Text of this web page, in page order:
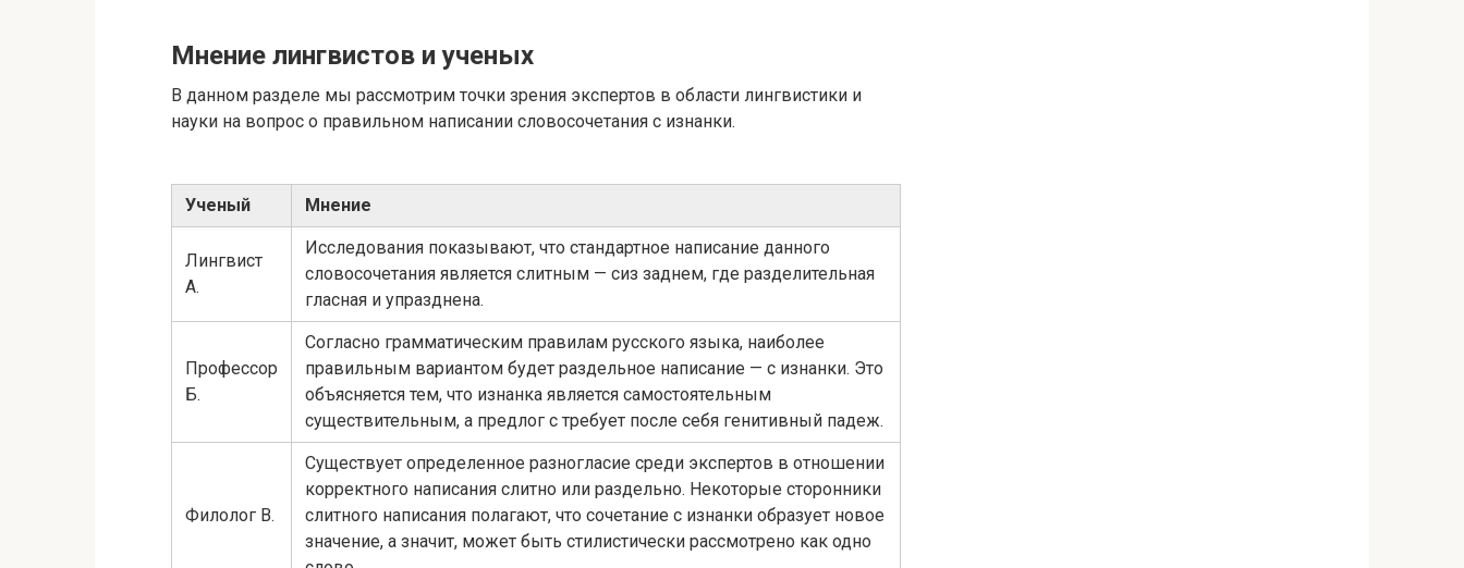
Мнение лингвистов и ученых
В данном разделе мы рассмотрим точки зрения экспертов в области лингвистики и
науки на вопрос о правильном написании словосочетания с изнанки.
Ученый Мнение
Лингвист
А.
Исследования показывают, что стандартное написание данного
словосочетания является слитным — сиз заднем, где разделительная
гласная и упразднена.
Профессор
Б.
Согласно грамматическим правилам русского языка, наиболее
правильным вариантом будет раздельное написание — с изнанки. Это
объясняется тем, что изнанка является самостоятельным
существительным, а предлог с требует после себя генитивный падеж.
Филолог В.
Существует определенное разногласие среди экспертов в отношении
корректного написания слитно или раздельно. Некоторые сторонники
слитного написания полагают, что сочетание с изнанки образует новое
значение, а значит, может быть стилистически рассмотрено как одно